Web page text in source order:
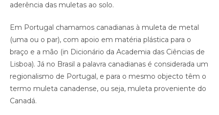
aderência das muletas ao solo.
Em Portugal chamamos canadianas à muleta de metal
(uma ou o par), com apoio em matéria plástica para o
braço e a mão (in Dicionário da Academia das Ciências de
Lisboa). Já no Brasil a palavra canadianas é considerada um
regionalismo de Portugal, e para o mesmo objecto têm o
termo muleta canadense, ou seja, muleta proveniente do
Canadá.